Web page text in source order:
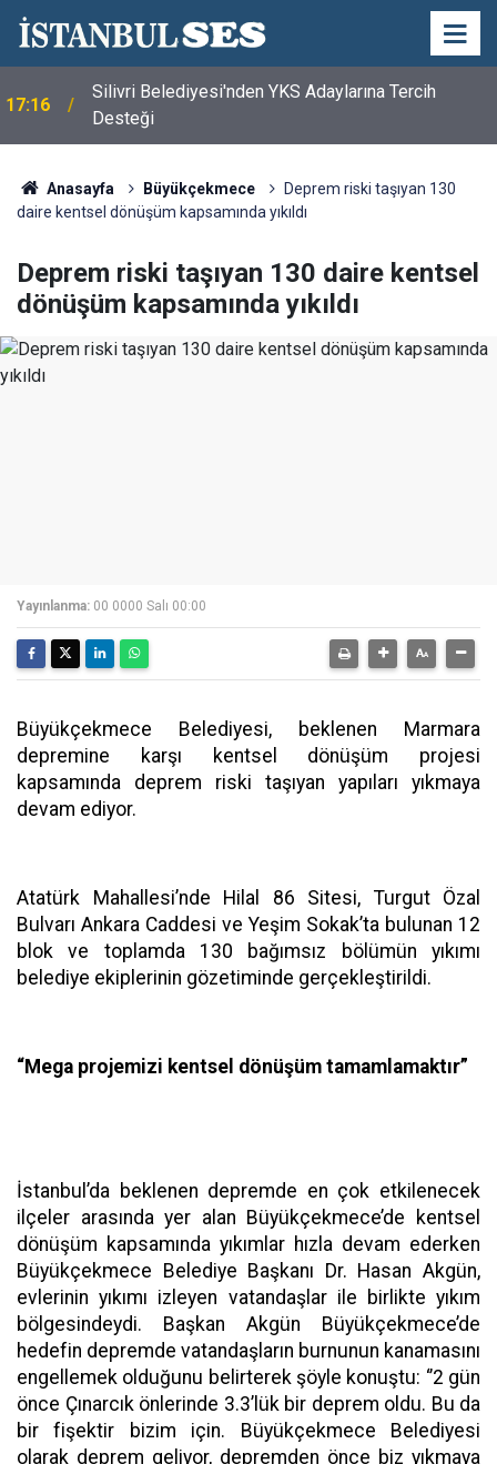
17:16
Silivri Belediyesi'nden YKS Adaylarına Tercih
Desteği
Anasayfa Büyükçekmece
Deprem riski taşıyan 130
daire kentsel dönüşüm kapsamında yıkıldı
Deprem riski taşıyan 130 daire kentsel
dönüşüm kapsamında yıkıldı
Yayınlanma: 00 0000 Salı 00:00
Büyükçekmece Belediyesi, beklenen Marmara
depremine karşı kentsel dönüşüm projesi
kapsamında deprem riski taşıyan yapıları yıkmaya
devam ediyor.
Atatürk Mahallesi’nde Hilal 86 Sitesi, Turgut Özal
Bulvarı Ankara Caddesi ve Yeşim Sokak’ta bulunan 12
blok ve toplamda 130 bağımsız bölümün yıkımı
belediye ekiplerinin gözetiminde gerçekleştirildi.
“Mega projemizi kentsel dönüşüm tamamlamaktır”
İstanbul’da beklenen depremde en çok etkilenecek
ilçeler arasında yer alan Büyükçekmece’de kentsel
dönüşüm kapsamında yıkımlar hızla devam ederken
Büyükçekmece Belediye Başkanı Dr. Hasan Akgün,
evlerinin yıkımı izleyen vatandaşlar ile birlikte yıkım
bölgesindeydi. Başkan Akgün Büyükçekmece’de
hedefin depremde vatandaşların burnunun kanamasını
engellemek olduğunu belirterek şöyle konuştu: ‘’2 gün
önce Çınarcık önlerinde 3.3’lük bir deprem oldu. Bu da
bir fişektir bizim için. Büyükçekmece Belediyesi
olarak deprem geliyor, depremden önce biz yıkmaya